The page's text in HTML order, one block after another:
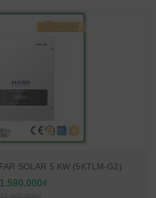
SOLAR 5 KW (5KTLM-G2)